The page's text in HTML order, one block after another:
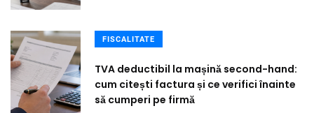
FISCALITATE
TVA deductibil la mașină second-hand:
cum citești factura și ce verifici înainte
să cumperi pe firmă